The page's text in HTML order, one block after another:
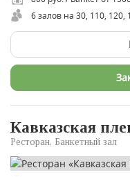
6 залов на 30, 110, 120,
Кавказская
Ресторан, Банкетный зал